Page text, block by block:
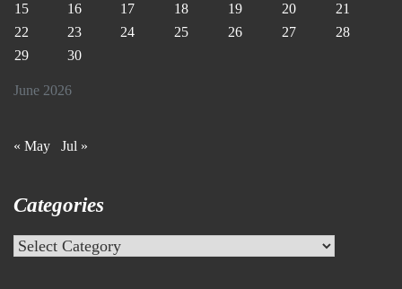
June 2026
15
16 17 18 19 20
21
22
23 24 25 26 27
28
29
30
« May Jul »
Categories
Categories